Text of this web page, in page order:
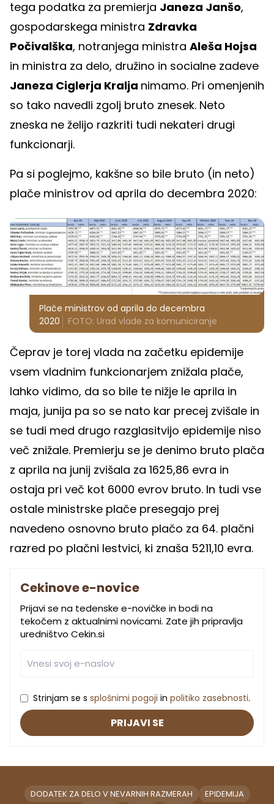
tega podatka za premierja Janeza Janšo,
gospodarskega ministra Zdravka
Počivalška, notranjega ministra Aleša Hojsa
in ministra za delo, družino in socialne zadeve
Janeza Ciglerja Kralja nimamo. Pri omenjenih
so tako navedli zgolj bruto znesek. Neto
zneska ne želijo razkriti tudi nekateri drugi
funkcionarji.
Pa si poglejmo, kakšne so bile bruto (in neto)
plače ministrov od aprila do decembra 2020:
Plače ministrov od aprila do decembra
2020
FOTO: Urad vlade za komuniciranje
Čeprav je torej vlada na začetku epidemije
vsem vladnim funkcionarjem znižala plače,
lahko vidimo, da so bile te nižje le aprila in
maja, junija pa so se nato kar precej zvišale in
se tudi med drugo razglasitvijo epidemije niso
več znižale. Premierju se je denimo bruto plača
z aprila na junij zvišala za 1625,86 evra in
ostaja pri več kot 6000 evrov bruto. In tudi vse
ostale ministrske plače presegajo prej
navedeno osnovno bruto plačo za 64. plačni
razred po plačni lestvici, ki znaša 5211,10 evra.
Cekinove e-novice
Prijavi se na tedenske e-novičke in bodi na
tekočem z aktualnimi novicami. Zate jih pripravlja
uredništvo Cekin.si
Strinjam se s splošnimi pogoji in politiko zasebnosti.
PRIJAVI SE
DODATEK ZA DELO V NEVARNIH RAZMERAH
EPIDEMIJA